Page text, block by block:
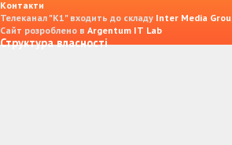
Контакти
Телеканал "К1" входить до складу Inter Media
Сайт розроблено в Argentum IT Lab
Структура власності